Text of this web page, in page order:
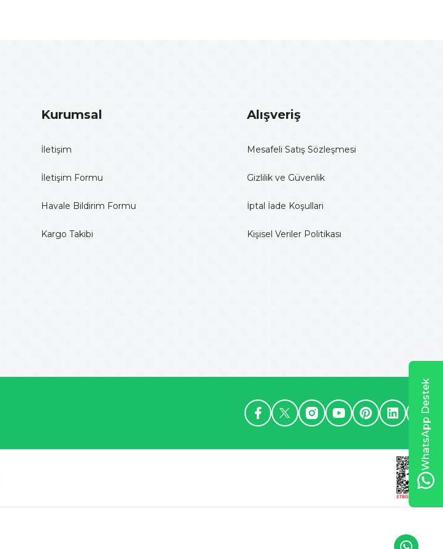
Kurumsal
İletişim
İletişim Formu
Havale Bildirim Formu
Kargo Takibi
Alışveriş
Mesafeli Satış Sözleşmesi
Gizlilik ve Güvenlik
İptal İade Koşullari
Kişisel Veriler Politikası
WhatsApp Destek